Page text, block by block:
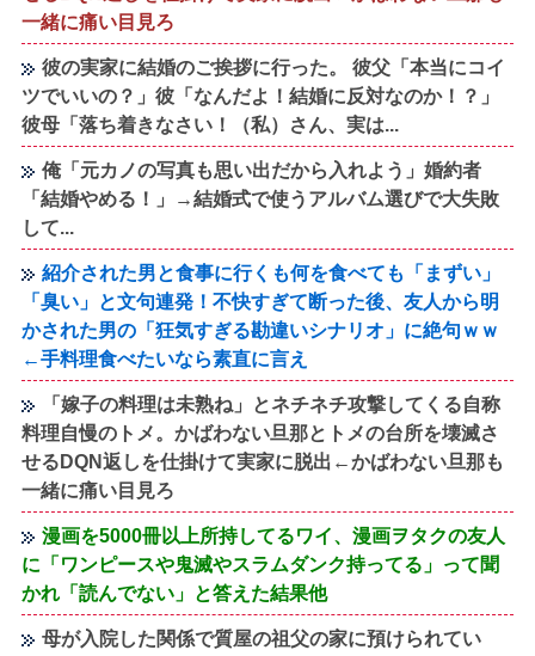
一緒に痛い目見ろ
彼の実家に結婚のご挨拶に行った。 彼父「本当にコイ
ツでいいの？」彼「なんだよ！結婚に反対なのか！？」
彼母「落ち着きなさい！（私）さん、実は...
俺「元カノの写真も思い出だから入れよう」婚約者
「結婚やめる！」→結婚式で使うアルバム選びで大失敗
して...
紹介された男と食事に行くも何を食べても「まずい」
「臭い」と文句連発！不快すぎて断った後、友人から明
かされた男の「狂気すぎる勘違いシナリオ」に絶句ｗｗ
←手料理食べたいなら素直に言え
「嫁子の料理は未熟ね」とネチネチ攻撃してくる自称
料理自慢のトメ。かばわない旦那とトメの台所を壊滅さ
せるDQN返しを仕掛けて実家に脱出←かばわない旦那も
一緒に痛い目見ろ
漫画を5000冊以上所持してるワイ、漫画ヲタクの友人
に「ワンピースや鬼滅やスラムダンク持ってる」って聞
かれ「読んでない」と答えた結果他
母が入院した関係で質屋の祖父の家に預けられてい